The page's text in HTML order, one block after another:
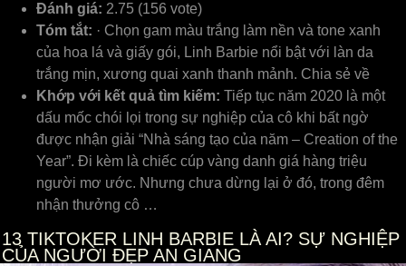
Đánh giá: 2.75 (156 vote)
Tóm tắt: · Chọn gam màu trắng làm nền và tone xanh
của hoa lá và giấy gói, Linh Barbie nổi bật với làn da
trắng mịn, xương quai xanh thanh mảnh. Chia sẻ về
Khớp với kết quả tìm kiếm: Tiếp tục năm 2020 là một
dấu mốc chói lọi trong sự nghiệp của cô khi bất ngờ
được nhận giải “Nhà sáng tạo của năm – Creation of the
Year”. Đi kèm là chiếc cúp vàng danh giá hàng triệu
người mơ ước. Nhưng chưa dừng lại ở đó, trong đêm
nhận thưởng cô …
13 TIKTOKER LINH BARBIE LÀ AI? SỰ NGHIỆP
CỦA NGƯỜI ĐẸP AN GIANG